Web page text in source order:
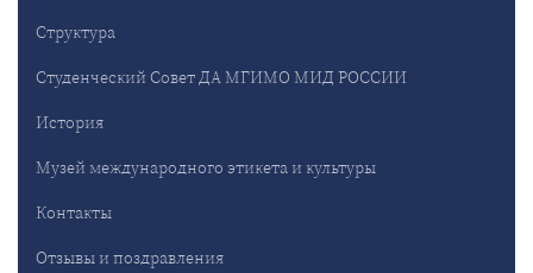
Структура
Студенческий Совет ДА МГИМО МИД РОССИИ
История
Музей международного этикета и культуры
Контакты
Отзывы и поздравления